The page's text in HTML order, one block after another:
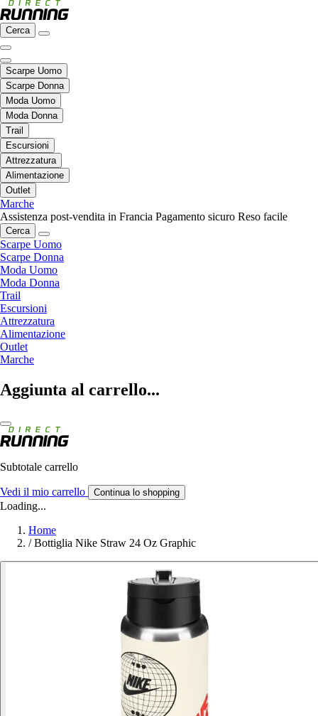
Cerca
Scarpe Uomo
Scarpe Donna
Moda Uomo
Moda Donna
Trail
Escursioni
Attrezzatura
Alimentazione
Outlet
Marche
Assistenza post-vendita in Francia Pagamento sicuro Reso facile
Cerca
Scarpe Uomo
Scarpe Donna
Moda Uomo
Moda Donna
Trail
Escursioni
Attrezzatura
Alimentazione
Outlet
Marche
Aggiunta al carrello...
Subtotale carrello
Vedi il mio carrello Continua lo shopping
Loading...
Home
/ Bottiglia Nike Straw 24 Oz Graphic